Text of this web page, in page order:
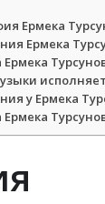
Ермека
Ермека
Ермека
у Ермека
Ермека